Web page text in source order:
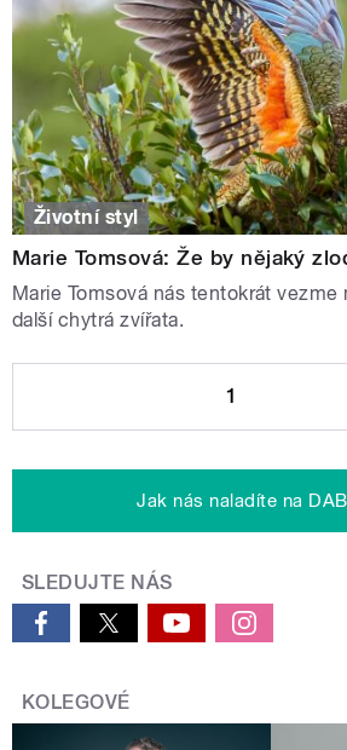
Životní styl
Marie Tomsová: Že by nějaký
Marie Tomsová nás tentokrát vezme
další chytrá zvířata.
1
Jak nás naladíte na
SLEDUJTE NÁS
KOLEGOVÉ